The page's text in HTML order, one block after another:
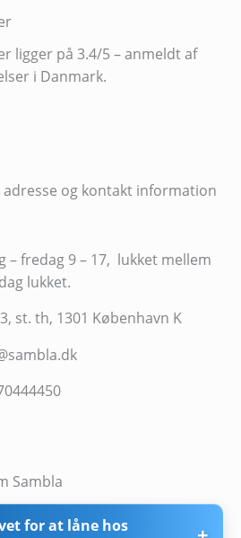
ligger på 3.4/5 – anmeldt af
i Danmark.
adresse og kontakt information
– fredag 9 – 17, lukket mellem
lukket.
st. th, 1301 København K
Sambla
for at låne hos